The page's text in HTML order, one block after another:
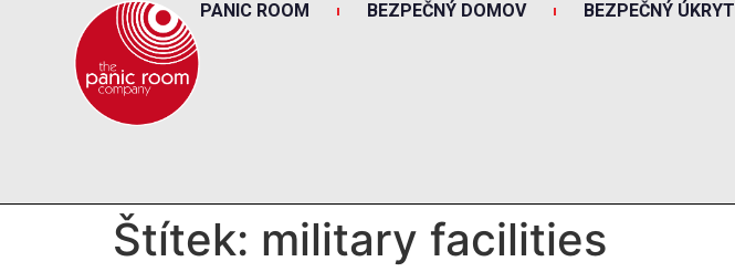
PANIC ROOM BEZPEČNÝ DOMOV BEZPEČNÝ ÚKRYT
Štítek: military facilities